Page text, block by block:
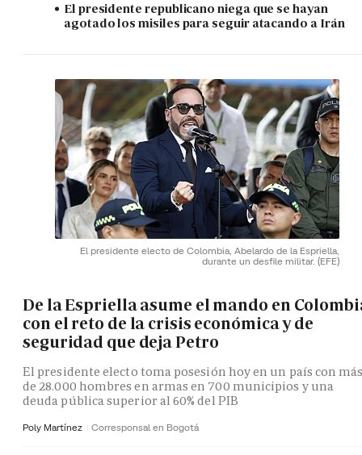
El presidente republicano niega que se hayan
agotado los misiles para seguir atacando a Irán
El presidente electo de Colombia, Abelardo de la Espriella,
durante un desfile militar. (EFE)
De la Espriella asume el mando en
con el reto de la crisis económica y de
seguridad que deja Petro
El presidente electo toma posesión hoy en un país con
de 28.000 hombres en armas en 700 municipios y una
deuda pública superior al 60% del PIB
Poly Martínez Corresponsal en Bogotá